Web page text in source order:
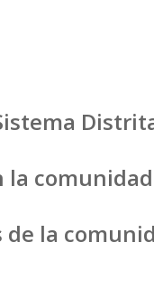
la comunidad
la